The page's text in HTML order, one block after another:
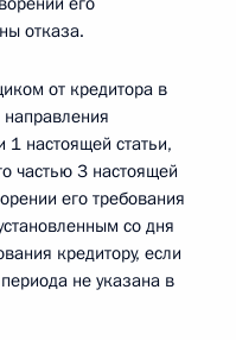
отказа.
от кредитора в
направления
1 настоящей статьи,
частью 3 настоящей
его требования
со дня
кредитору, если
не указана в